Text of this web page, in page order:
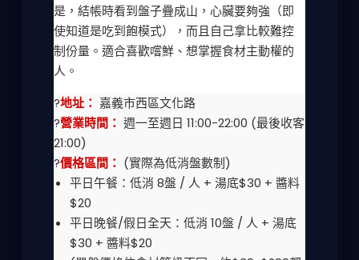
是，結帳時看到盤子疊成山，心臟要夠強（即
使知道是吃到飽模式），而且自己拿比較難控
制份量。適合喜歡嚐鮮、想掌握食材主動權的
人。
?地址： 嘉義市西區文化路
?營業時間： 週一至週日 11:00-22:00 (最後收客
21:00)
?價格區間： (實際為低消盤數制)
平日午餐：低消 8盤 / 人 + 湯底$30 + 醬料
$20
平日晚餐/假日全天：低消 10盤 / 人 + 湯底
$30 + 醬料$20